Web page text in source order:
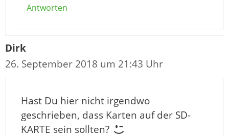
Antworten
Dirk
26. September 2018 um 21:43 Uhr
Hast Du hier nicht irgendwo
geschrieben, dass Karten auf der SD-
KARTE sein sollten?